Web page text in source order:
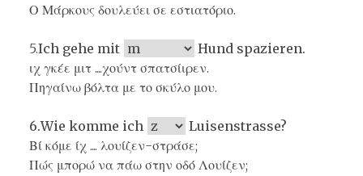
Ο Μάρκους δουλεύει σε εστιατόριο.
5.Ich gehe mit
Hund spazieren.
ιχ γκέε μιτ ....χούντ σπατσίιρεν.
Πηγαίνω βόλτα με το σκύλο μου.
6.Wie komme ich
Luisenstrasse?
Βί κόμε ίχ .... λουίζεν-στράσε;
Πώς μπορώ να πάω στην οδό Λουίζεν;